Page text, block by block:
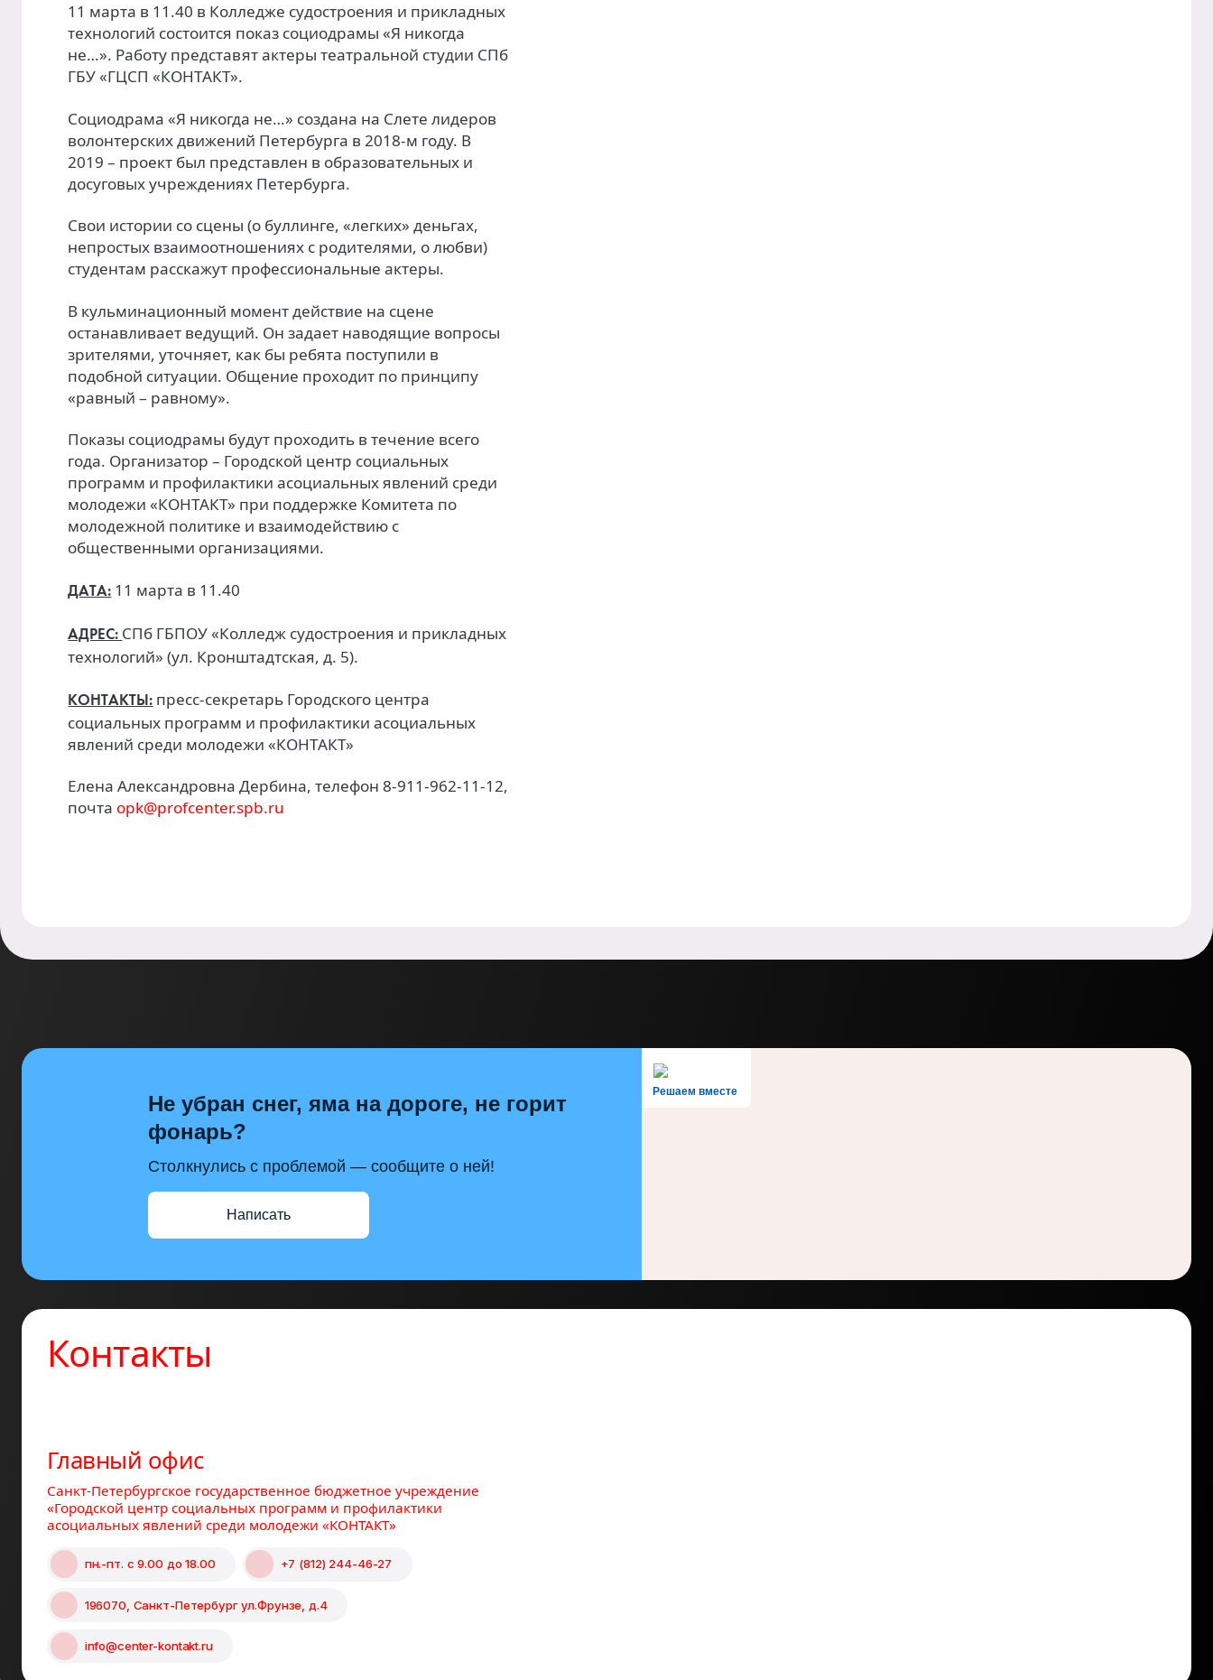
11 марта в 11.40 в Колледже судостроения и прикладных
технологий состоится показ социодрамы «Я никогда
не…». Работу представят актеры театральной студии СПб
ГБУ «ГЦСП «КОНТАКТ».
Социодрама «Я никогда не…» создана на Слете лидеров
волонтерских движений Петербурга в 2018-м году. В
2019 – проект был представлен в образовательных и
досуговых учреждениях Петербурга.
Свои истории со сцены (о буллинге, «легких» деньгах,
непростых взаимоотношениях с родителями, о любви)
студентам расскажут профессиональные актеры.
В кульминационный момент действие на сцене
останавливает ведущий. Он задает наводящие вопросы
зрителями, уточняет, как бы ребята поступили в
подобной ситуации. Общение проходит по принципу
«равный – равному».
Показы социодрамы будут проходить в течение всего
года. Организатор – Городской центр социальных
программ и профилактики асоциальных явлений среди
молодежи «КОНТАКТ» при поддержке Комитета по
молодежной политике и взаимодействию с
общественными организациями.
ДАТА: 11 марта в 11.40
АДРЕС: СПб ГБПОУ «Колледж судостроения и прикладных
технологий» (ул. Кронштадтская, д. 5).
КОНТАКТЫ: пресс-секретарь Городского центра
социальных программ и профилактики асоциальных
явлений среди молодежи «КОНТАКТ»
Елена Александровна Дербина, телефон 8-911-962-11-12,
почта opk@profcenter.spb.ru
Решаем вместе
Не убран снег, яма на дороге, не горит
фонарь?
Столкнулись с проблемой — сообщите о ней!
Написать
Контакты
Главный офис
Санкт-Петербургское государственное бюджетное учреждение
«Городской центр социальных программ и профилактики
асоциальных явлений среди молодежи «КОНТАКТ»
пн.-пт. с 9.00 до 18.00 +7 (812) 244-46-27
196070, Санкт-Петербург ул.Фрунзе, д.4
info@center-kontakt.ru